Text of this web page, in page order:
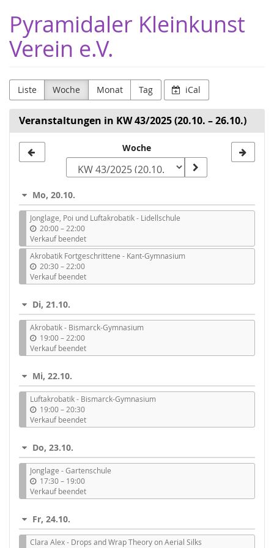
Haupt-
Inhalt
springen
Pyramidaler Kleinkunst
Verein e.V.
Liste Woche Monat Tag iCal
Veranstaltungen in KW 43/2025 (20.10. – 26.10.)
zur
auswählen
Woche
Mo, 20.10.
Jonglage, Poi und Luftakrobatik - Lidellschule
20:00–b
i
s
22:00
Verkauf beendet
Akrobatik Fortgeschrittene - Kant-Gymnasium
20:30–b
i
s
22:00
Verkauf beendet
Di, 21.10.
Akrobatik - Bismarck-Gymnasium
19:00–b
i
s
22:00
Verkauf beendet
Mi, 22.10.
Luftakrobatik - Bismarck-Gymnasium
19:00–b
i
s
20:30
Verkauf beendet
Do, 23.10.
Jonglage - Gartenschule
17:30–b
i
s
19:00
Verkauf beendet
Fr, 24.10.
Clara Alex - Drops and Wrap Theory on Aerial Silks